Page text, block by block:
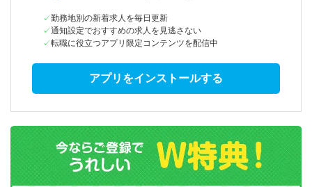
勤務地別の新着求人を毎日更新
通知設定でおすすめの求人を見逃さない
転職に役立つアプリ限定コンテンツを配信中
アプリをインストールする